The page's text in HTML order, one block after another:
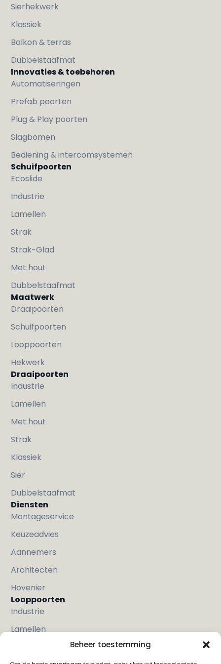
Beheer toestemming
Sierhekwerk
Klassiek
Balkon & terras
Dubbelstaafmat
Innovaties & toebehoren
Automatiseringen
Prefab poorten
Plug & Play poorten
Slagbomen
Bediening & intercomsystemen
Schuifpoorten
Ecoslide
Industrie
Lamellen
Strak
Strak-Glad
Met hout
Dubbelstaafmat
Maatwerk
Draaipoorten
Schuifpoorten
Looppoorten
Hekwerk
Draaipoorten
Industrie
Lamellen
Met hout
Strak
Klassiek
Sier
Dubbelstaafmat
Diensten
Montageservice
Keuzeadvies
Aannemers
Architecten
Hovenier
Looppoorten
Industrie
Lamellen